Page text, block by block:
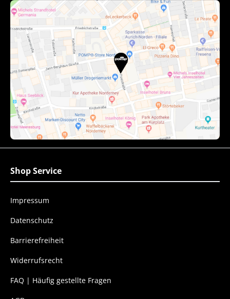
Shop Service
Impressum
Datenschutz
Barrierefreiheit
Widerrufsrecht
FAQ | Häufig gestellte Fragen